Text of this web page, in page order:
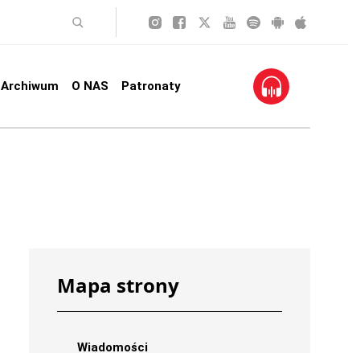
Archiwum O NAS Patronaty
Mapa strony
Wiadomości